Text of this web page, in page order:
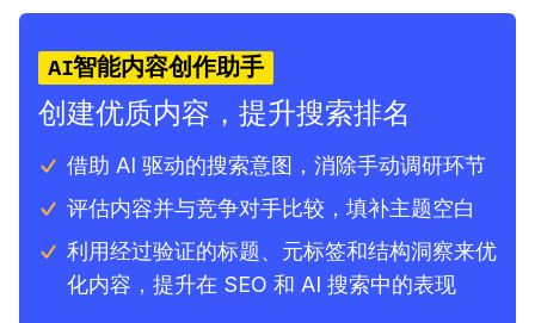
AI智能内容创作助手
创建优质内容，提升搜索排名
借助 AI 驱动的搜索意图，消除手动调研环节
评估内容并与竞争对手比较，填补主题空白
利用经过验证的标题、元标签和结构洞察来优
化内容，提升在 SEO 和 AI 搜索中的表现